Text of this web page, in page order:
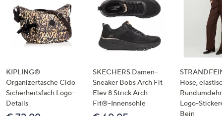
KIPLING®
Organizertasche Cido
Sicherheitsfach Logo-
Details
SKECHERS Damen-
Sneaker Bobs Arch Fit
Elev 8 Strick Arch
Fit®-Innensohle
Hose,
Logo-
Bein